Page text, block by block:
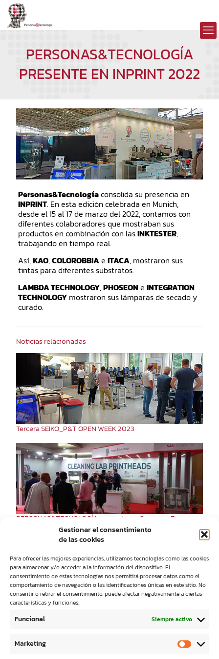
Gestionar el consentimiento
de las cookies
Para ofrecer las mejores experiencias, utilizamos tecnologías como las cookies
para almacenar y/o acceder a la información del dispositivo. El
consentimiento de estas tecnologías nos permitirá procesar datos como el
comportamiento de navegación o las identificaciones únicas en este sitio. No
consentir o retirar el consentimiento, puede afectar negativamente a ciertas
características y funciones.
Funcional Siempre activo
Marketing
PERSONAS&TECNOLOGÍA
PRESENTE EN INPRINT 2022
Personas&Tecnologíaconsolida su presencia en
INPRINT. En esta edición celebrada en Munich,
desde el 15 al 17 de marzo del 2022, contamos con
diferentes colaboradores que mostraban sus
productos en combinación con lasINKTESTER,
trabajando en tiempo real.
Así,KAO,COLOROBBIAe ITACA, mostraron sus
tintas para diferentes substratos.
LAMBDA TECHNOLOGY,PHOSEONe INTEGRATION
TECHNOLOGYmostraron sus lámparas de secado y
curado.
Noticias relacionadas
Tercera SEIKO_P&T OPEN WEEK 2023
PERSONAS&TECNOLOGÍA presente en Ceramics Expo
Bangladesh 2022
Acuerdo Personas&Tecnología y TecnoFerrari